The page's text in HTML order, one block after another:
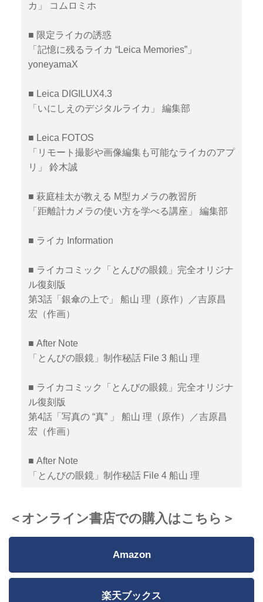
カ」 コムロミホ
■ 限定ライカの誘惑
「記憶に残るライカ “Leica Memories”」
yoneyamaX
■ Leica DIGILUX4.3
「いにしえのデジタルライカ」 編集部
■ Leica FOTOS
「リモート撮影や画像編集も可能なライカのアプ
リ」 鈴木誠
■ 萩庭桂太が教える M型カメラの教習所
「距離計カメラの使い方を学べる講座」 編集部
■ ライカ Information
■ ライカコミック「とんびの眼鏡」完全オリジナ
ル復刻版
第3話「銀傘の上で」 船山 理（原作）／吉原昌
宏（作画）
■ After Note
「とんびの眼鏡」制作秘話 File 3 船山 理
■ ライカコミック「とんびの眼鏡」完全オリジナ
ル復刻版
第4話「写真の “真” 」 船山 理（原作）／吉原昌
宏（作画）
■ After Note
「とんびの眼鏡」制作秘話 File 4 船山 理
＜オンライン書店での購入はこちら＞
Amazon
楽天ブックス